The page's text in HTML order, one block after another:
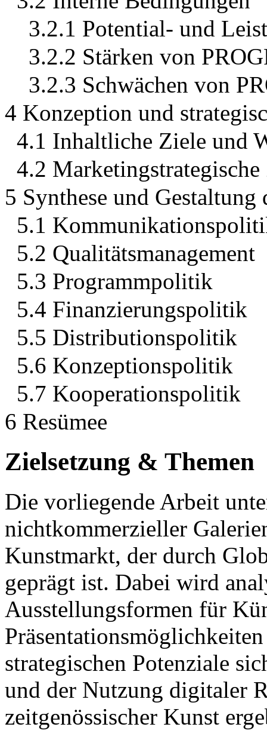
3.2.1 Potential- und
3.2.2 Stärken von
3.2.3 Schwächen von
4 Konzeption und
4.1 Inhaltliche Ziele und
4.2
5 Synthese und
5.1
5.2 Qualitätsmanagement
5.3 Programmpolitik
5.4 Finanzierungspolitik
5.5 Distributionspolitik
5.6 Konzeptionspolitik
5.7 Kooperationspolitik
6 Resümee
Zielsetzung & Themen
Die vorliegende Arbeit
nichtkommerzieller
Kunstmarkt, der durch
geprägt ist. Dabei wird
Ausstellungsformen für
strategischen Potenziale
und der Nutzung digitaler
zeitgenössischer Kunst